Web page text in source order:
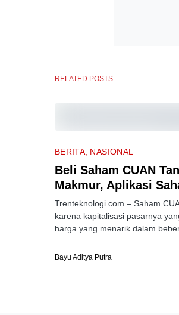
RELATED POSTS
BERITA NASIONAL
Beli Saham CUAN
Makmur, Aplikasi
Trenteknologi.com – Saham
karena kapitalisasi pasarnya
harga yang menarik dalam
Bayu Aditya Putra